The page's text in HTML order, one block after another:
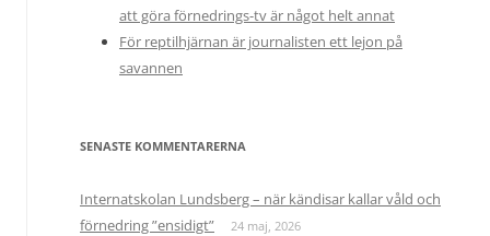
att göra förnedrings-tv är något helt annat
För reptilhjärnan är journalisten ett lejon på
savannen
SENASTE KOMMENTARERNA
Internatskolan Lundsberg – när kändisar kallar våld och
förnedring ”ensidigt”
24 maj, 2026